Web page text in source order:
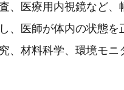
、医療用内視鏡など、
、医師が体内の状態を
、材料科学、環境モニ